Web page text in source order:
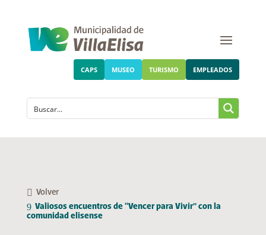
CAPS MUSEO TURISMO EMPLEADOS
Volver
Valiosos encuentros de “Vencer para Vivir” con la
comunidad elisense